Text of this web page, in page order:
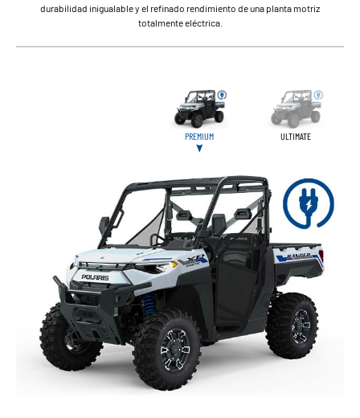
durabilidad inigualable y el refinado rendimiento de una planta motriz
totalmente eléctrica.
PREMIUM ULTIMATE